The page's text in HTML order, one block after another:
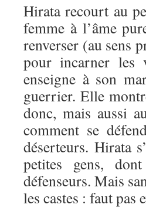
Hirata recourt au
femme à l’âme
renverser (au sens
pour incarner les
enseigne à son
guerrier. Elle
donc, mais aussi
comment se
déserteurs. Hirata
petites gens,
défenseurs. Mais
les castes : faut pas